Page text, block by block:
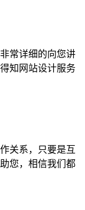
常详细的向您讲
知网站设计服务
关系，只要是互
您，相信我们都